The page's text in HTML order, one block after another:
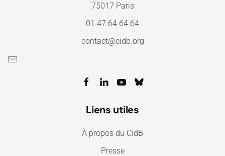
75017 Paris
01.47.64.64.64
contact@cidb.org
Liens utiles
À propos du CidB
Presse